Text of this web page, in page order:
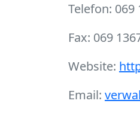
Telefon: 069
Fax: 069
Website:
Email: